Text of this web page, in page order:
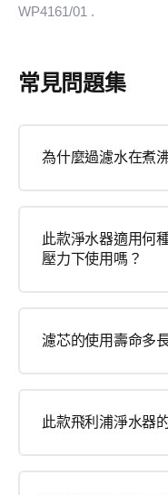
WP4161/01 .
常見問題集
為什麼過濾水在煮
此款淨水器適用何
壓力下使用嗎？
濾芯的使用壽命多
此款飛利浦淨水器